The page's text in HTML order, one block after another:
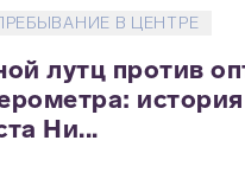
В ЦЕНТРЕ
лутц против
история
Ни...